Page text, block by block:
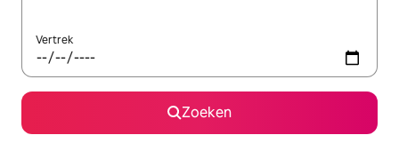
Vertrek
Zoeken